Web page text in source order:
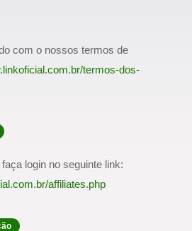
com o nossos termos de
termos-dos-
login no seguinte link:
affiliates.php